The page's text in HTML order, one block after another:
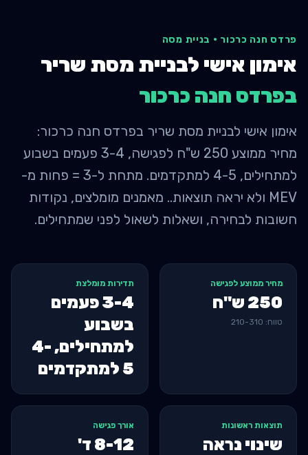
פרדס חנה כרכור · בניית מסה
אימון אישי לבניית מסת שריר
בפרדס חנה כרכור
אימון אישי לבניית מסת שריר בפרדס חנה כרכור:
מחיר ממוצע 250 ש"ח לפגישה, 3-4 פעמים בשבוע
למתחילים, 4-5 למתקדמים. מתחת ל-3 = פחות מ-
MEV ולא יראה תוצאות.. מאמנים מומלצים, נקודות
חשובות לבחירה, ושאלות לשאול לפני שמתחילים.
מחיר ממוצע לפגישה
250 ש"ח
טווח: 210-310
תדירות מומלצת
3-4 פעמים
בשבוע
למתחילים, 4-
5 למתקדמים
תוצאות ראשונות
שינוי נראה
אורך פגישה
8-12 ד'